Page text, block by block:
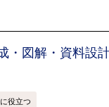
・図解・資料設
役立つ